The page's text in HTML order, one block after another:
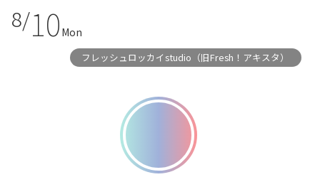
8/10 Mon
フレッシュロッカイstudio（旧Fresh！アキスタ）